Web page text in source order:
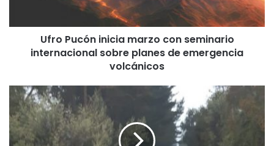
n
m
a
r
Ufro Pucón inicia marzo con seminario
internacional sobre planes de emergencia
volcánicos
M
t
o